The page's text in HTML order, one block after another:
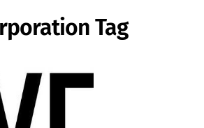
Tag